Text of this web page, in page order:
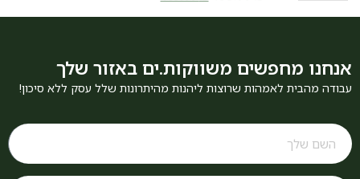
אנחנו מחפשים משווקות.ים באזור שלך
עבודה מהבית לאמהות שרוצות ליהנות מהיתרונות שלל עסק ללא סיכון!